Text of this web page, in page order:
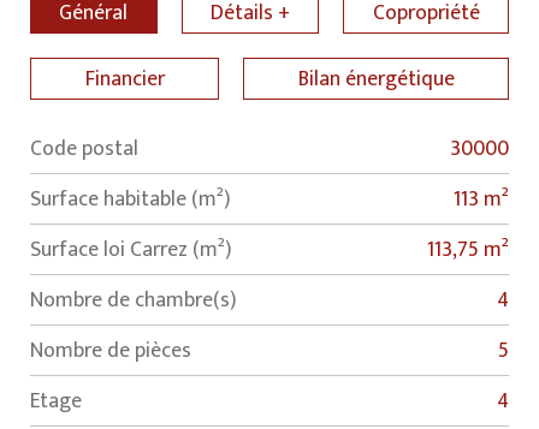
Général Détails +
Copropriété
Financier
Bilan énergétique
Label Value
Code postal
30000
Surface habitable (m²)
113 m²
Surface loi Carrez (m²)
113,75 m²
Nombre de chambre(s)
4
Nombre de pièces
5
Etage
4